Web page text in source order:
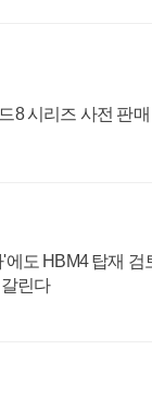
8 시리즈 사전 판
도 HBM4 탑재 검
린다